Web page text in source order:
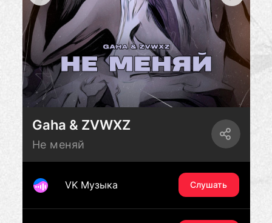
Gaha & ZVWXZ
Не меняй
VK Музыка Слушать